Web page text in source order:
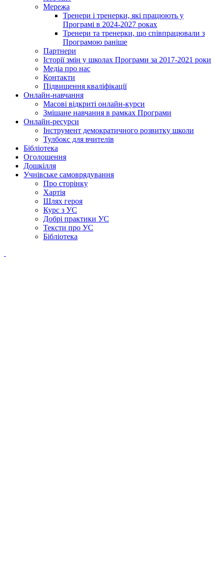
Мережа
Тренери і тренерки, які працюють у
Програмі в 2024-2027 роках
Тренери та тренерки, що співпрацювали з
Програмою раніше
Партнери
Історії змін у школах Програми за 2017-2021 роки
Медіа про нас
Контакти
Підвищення кваліфікації
Онлайн-навчання
Масові відкриті онлайн-курси
Змішане навчання в рамках Програми
Онлайн-ресурси
Інструмент демократичного розвитку школи
Тулбокс для вчителів
Бібліотека
Оголошення
Дошкілля
Учнівське самоврядування
Про сторінку
Хартія
Шлях героя
Курс з УС
Добрі практики УС
Тексти про УС
Бібліотека